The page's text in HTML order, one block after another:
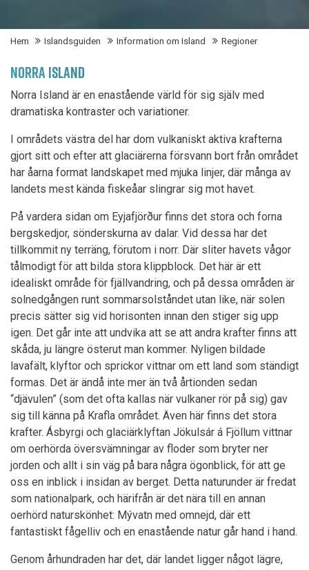
Hem Islandsguiden Information om Island Regioner
NORRA ISLAND
Norra Island är en enastående värld för sig själv med
dramatiska kontraster och variationer.
I områdets västra del har dom vulkaniskt aktiva krafterna
gjort sitt och efter att glaciärerna försvann bort från området
har åarna format landskapet med mjuka linjer, där många av
landets mest kända fiskeåar slingrar sig mot havet.
På vardera sidan om Eyjafjörður finns det stora och forna
bergskedjor, sönderskurna av dalar. Vid dessa har det
tillkommit ny terräng, förutom i norr. Där sliter havets vågor
tålmodigt för att bilda stora klippblock. Det här är ett
idealiskt område för fjällvandring, och på dessa områden är
solnedgången runt sommarsolståndet utan like, när solen
precis sätter sig vid horisonten innan den stiger sig upp
igen. Det går inte att undvika att se att andra krafter finns att
skåda, ju längre österut man kommer. Nyligen bildade
lavafält, klyftor och sprickor vittnar om ett land som ständigt
formas. Det är ändå inte mer än två årtionden sedan
“djävulen” (som det ofta kallas när vulkaner rör på sig) gav
sig till känna på Krafla området. Även här finns det stora
krafter. Ásbyrgi och glaciärklyftan Jökulsár á Fjöllum vittnar
om oerhörda översvämningar av floder som bryter ner
jorden och allt i sin väg på bara några ögonblick, för att ge
oss en inblick i insidan av berget. Detta naturunder är fredat
som nationalpark, och härifrån är det nära till en annan
oerhörd naturskönhet: Mývatn med omnejd, där ett
fantastiskt fågelliv och en enastående natur går hand i hand.
Genom århundraden har det, där landet ligger något lägre,